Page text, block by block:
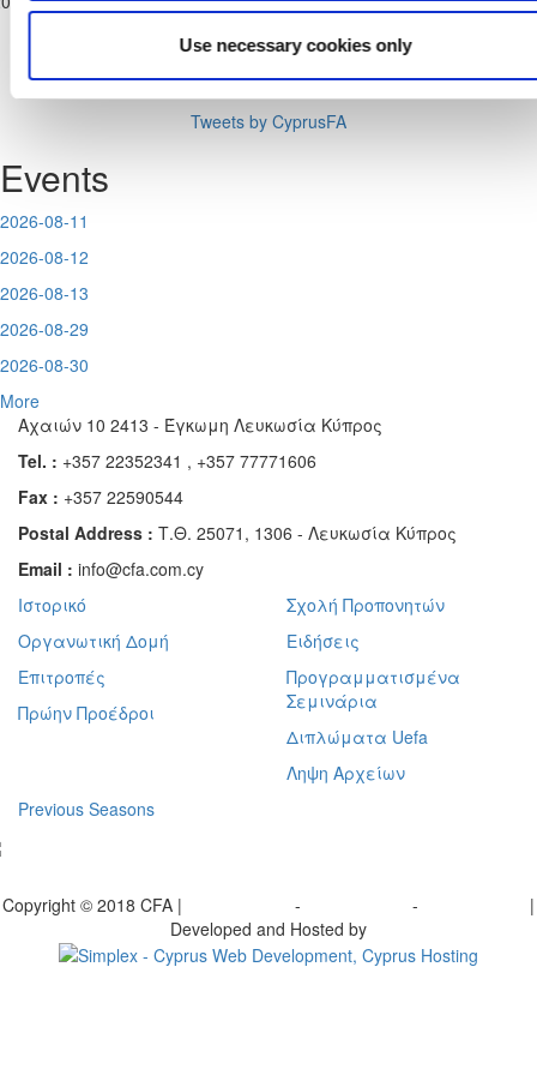
Use necessary cookies only
ΑΧΕΡΙΤΟΥ
Tweets by CyprusFA
Events
2026-08-11
2026-08-12
2026-08-13
2026-08-29
2026-08-30
More
Αχαιών 10 2413 - Έγκωμη Λευκωσία Κύπρος
Tel. : +357 22352341 , +357 77771606
Fax : +357 22590544
Postal Address : Τ.Θ. 25071, 1306 - Λευκωσία Κύπρος
Email : info@cfa.com.cy
Ιστορικό
Οργανωτική Δομή
Επιτροπές
Πρώην Προέδροι
Σχολή Προπονητών
Ειδήσεις
Προγραμματισμένα
Σεμινάρια
Διπλώματα Uefa
Ληψη Αρχείων
Previous Seasons
Copyright © 2018 CFA | - -
|
Developed and Hosted by